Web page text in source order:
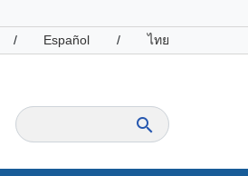
/ Español / ไทย